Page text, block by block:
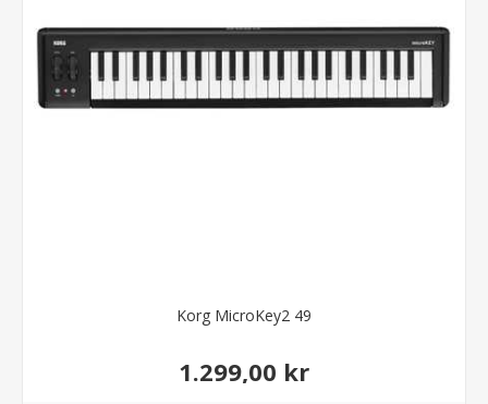
Korg MicroKey2 49
1.299,00 kr